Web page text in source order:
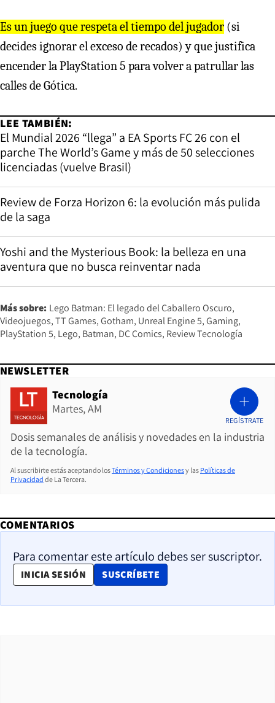
Es un juego que respeta el tiempo del jugador (si
decides ignorar el exceso de recados) y que justifica
encender la PlayStation 5 para volver a patrullar las
calles de Gótica.
LEE TAMBIÉN:
El Mundial 2026 “llega” a EA Sports FC 26 con el
parche The World’s Game y más de 50 selecciones
licenciadas (vuelve Brasil)
Review de Forza Horizon 6: la evolución más pulida
de la saga
Yoshi and the Mysterious Book: la belleza en una
aventura que no busca reinventar nada
Más sobre: Lego Batman: El legado del Caballero Oscuro
Videojuegos TT Games Gotham Unreal Engine 5 Gaming
PlayStation 5 Lego Batman DC Comics Review Tecnología
NEWSLETTER
Tecnología
Martes, AM
Dosis semanales de análisis y novedades en la industria
de la tecnología.
REGÍSTRATE
Al suscribirte estás aceptando losTérminos y Condicionesy las Políticas de
Privacidad de La Tercera.
COMENTARIOS
Para comentar este artículo debes ser suscriptor.
INICIA SESIÓN SUSCRÍBETE
OPENS IN NEW WINDOW